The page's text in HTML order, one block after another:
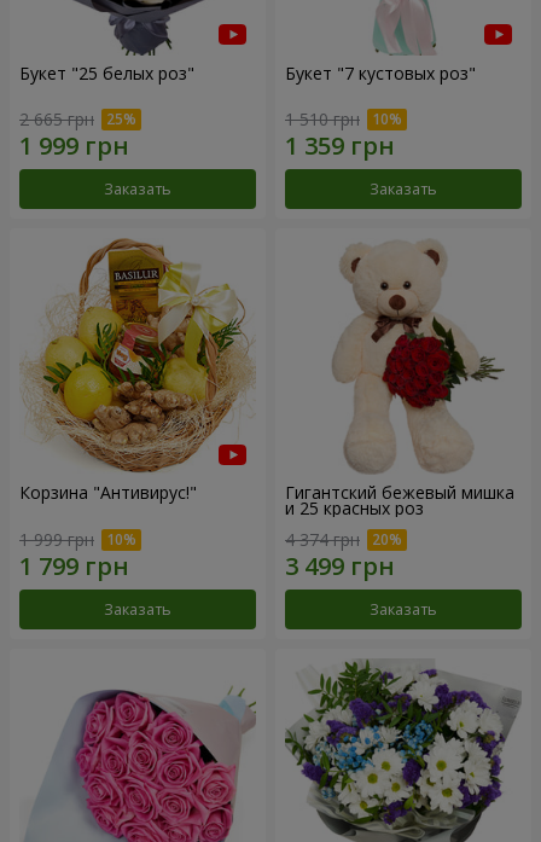
Букет "25 белых роз"
2 665 грн
Заказать
Букет "7 кустовых роз"
1 510 грн
Заказать
Корзина "Антивирус!"
1 999 грн
Заказать
Гигантский бежевый мишка
и 25 красных роз
4 374 грн
Заказать